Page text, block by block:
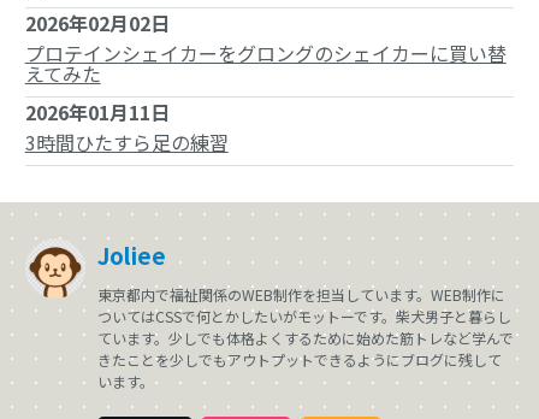
2026年02月02日
プロテインシェイカーをグロングのシェイカーに買い替
えてみた
2026年01月11日
3時間ひたすら足の練習
Joliee
東京都内で福祉関係のWEB制作を担当しています。WEB制作に
ついてはCSSで何とかしたいがモットーです。柴犬男子と暮らし
ています。少しでも体格よくするために始めた筋トレなど学んで
きたことを少しでもアウトプットできるようにブログに残して
います。